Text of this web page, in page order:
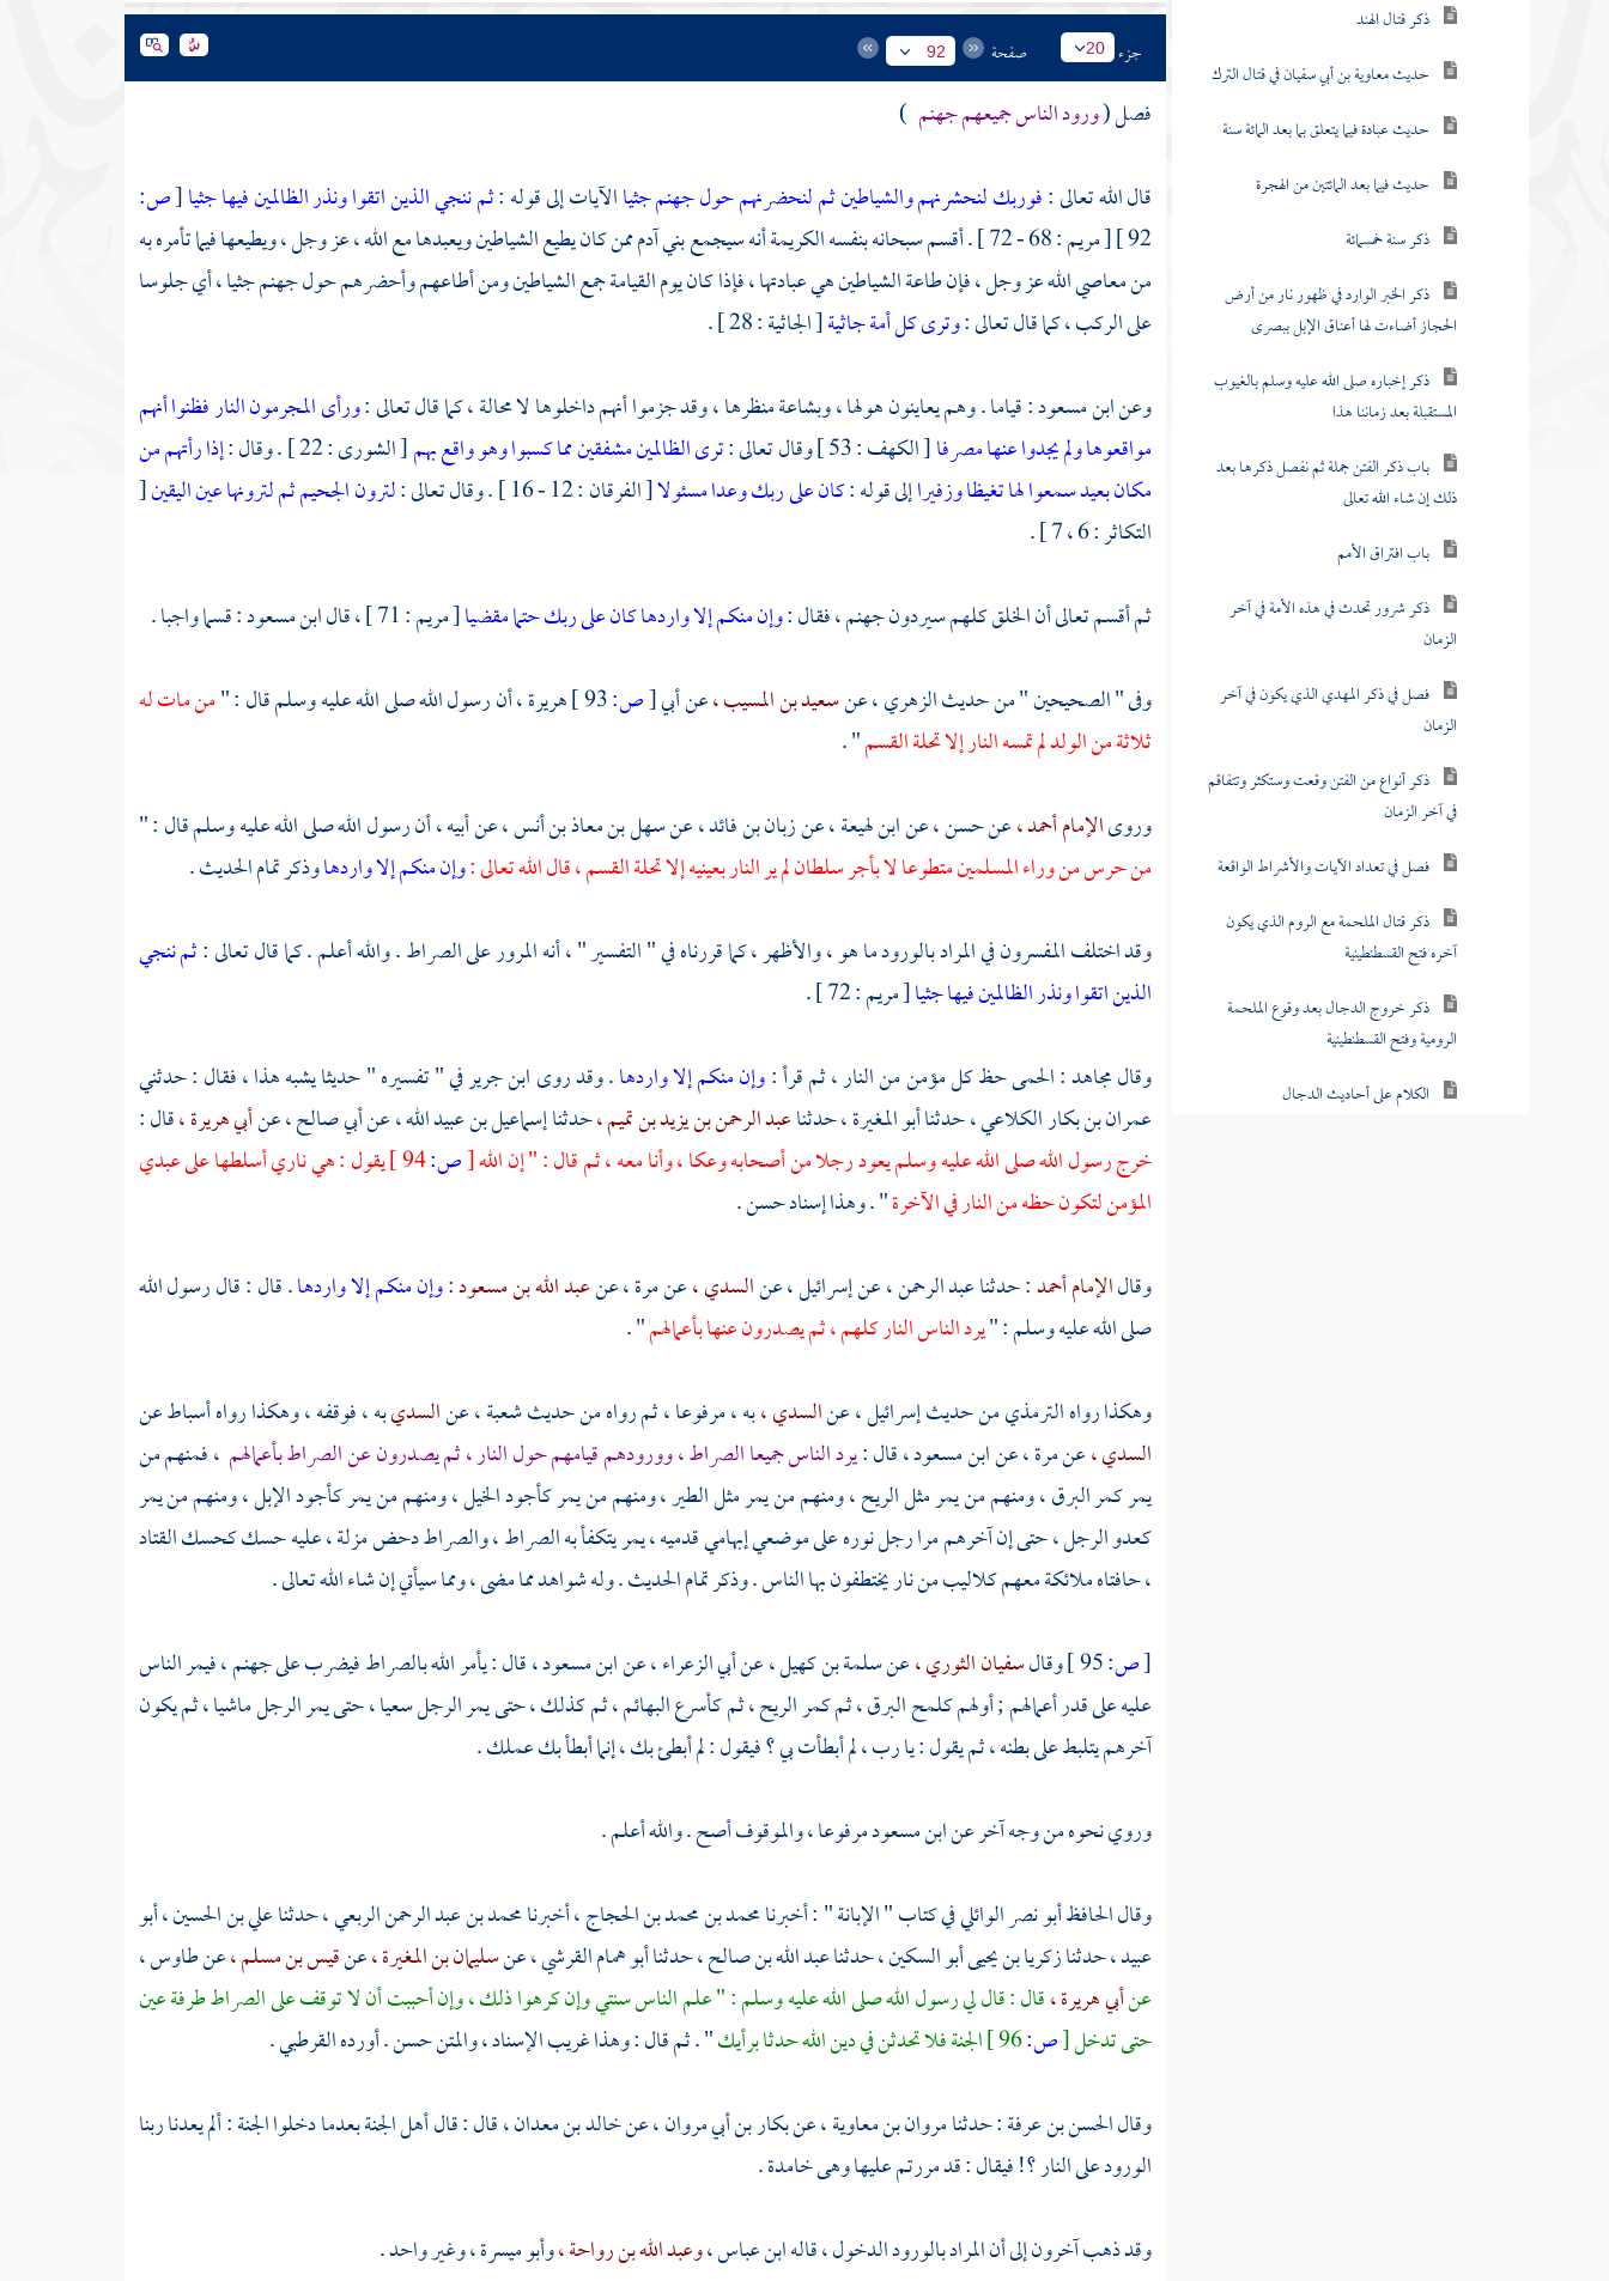
ذكر قتال الهند
حديث معاوية بن أبي سفيان في قتال الترك
حديث عبادة فيما يتعلق بما بعد المائة سنة
حديث فيما بعد المائتين من الهجرة
ذكر سنة خمسمائة
ذكر الخبر الوارد في ظهور نار من أرض
الحجاز أضاءت لها أعناق الإبل ببصرى
ذكر إخباره صلى الله عليه وسلم بالغيوب
المستقبلة بعد زماننا هذا
باب ذكر الفتن جملة ثم نفصل ذكرها بعد
ذلك إن شاء الله تعالى
باب افتراق الأمم
ذكر شرور تحدث في هذه الأمة في آخر
الزمان
فصل في ذكر المهدي الذي يكون في آخر
الزمان
ذكر أنواع من الفتن وقعت وستكثر وتتفاقم
في آخر الزمان
فصل في تعداد الآيات والأشراط الواقعة
ذكر قتال الملحمة مع الروم الذي يكون
آخره فتح القسطنطينية
ذكر خروج الدجال بعد وقوع الملحمة
الرومية وفتح القسطنطينية
الكلام على أحاديث الدجال
جزء 20 صفحة 92
فصل (ورود الناس جميعهم جهنم )
قال الله تعالى :فوربك لنحشرنهم والشياطين ثم لنحضرنهم حول جهنم جثياالآيات إلى قوله :ثم ننجي الذين اتقوا ونذر الظالمين فيها جثيا[ص:
92 ] [ مريم : 68 - 72 ] . أقسم سبحانه بنفسه الكريمة أنه سيجمع بني آدمممن كان يطيع الشياطين ويعبدها مع الله ، عز وجل ، ويطيعها فيما تأمره به
من معاصي الله عز وجل ، فإن طاعة الشياطين هي عبادتها ، فإذا كان يوم القيامة جمع الشياطين ومن أطاعهم وأحضرهم حول جهنم جثيا ، أي جلوسا
على الركب ، كما قال تعالى :وترى كل أمة جاثية[ الجاثية : 28 ] .
وعنابن مسعود: قياما . وهم يعاينون هولها ، وبشاعة منظرها ، وقد جزموا أنهم داخلوها لا محالة ، كما قال تعالى :ورأى المجرمون النار فظنوا أنهم
مواقعوها ولم يجدوا عنها مصرفا[ الكهف : 53 ] وقال تعالى : ترى الظالمين مشفقين مما كسبوا وهو واقع بهم[ الشورى : 22 ] . وقال :
إذا رأتهم من
مكان بعيد سمعوا لها تغيظا وزفيراإلى قوله :كان على ربك وعدا مسئولا[ الفرقان : 12 - 16 ] . وقال تعالى : لترون الجحيم ثم لترونها عين اليقين[
التكاثر : 6 ، 7 ] .
ثم أقسم تعالى أن الخلق كلهم سيردون جهنم ، فقال :وإن منكم إلا واردها كان على ربك حتما مقضيا[ مريم : 71 ] ، قال ابن مسعود: قسما واجبا .
وفى " الصحيحين " من حديثالزهري ،عنسعيد بن المسيب ،عنأبي[ص: هريرة ،أن رسول الله صلى الله عليه وسلم قال : "من مات له
ثلاثة من الولد لم تمسه النار إلا تحلة القسم" .
وروىالإمام أحمد ،عنحسن ،عنابن لهيعة ،عنزبان بن فائد ،عنسهل بن معاذ بن أنس ،عن أبيه ، أن رسول الله صلى الله عليه وسلم قال : "
من حرس من وراء المسلمين متطوعا لا بأجر سلطان لم ير النار بعينيه إلا تحلة القسم ، قال الله تعالى :وإن منكم إلا واردهاوذكر تمام الحديث .
وقد اختلف المفسرون في المراد بالورود ما هو ، والأظهر ، كما قررناه في " التفسير " ، أنه المرور على الصراط . والله أعلم . كما قال تعالى :ثم ننجي
الذين اتقوا ونذر الظالمين فيها جثيا[ مريم : 72 ] .
وقالمجاهد: الحمى حظ كل مؤمن من النار ، ثم قرأ :وإن منكم إلا واردها. وقد روىابن جريرفي " تفسيره " حديثا يشبه هذا ، فقال : حدثني
عمران بن بكار الكلاعي ،حدثناأبو المغيرة ،حدثناعبد الرحمن بن يزيد بن تميم ،حدثناإسماعيل بن عبيد الله ،عنأبي صالح ،عنأبي هريرة ،قال :
خرج رسول الله صلى الله عليه وسلم يعود رجلا من أصحابه وعكا ، وأنا معه ، ثم قال : " إن الله[ص:94 ]
يقول : هي ناري أسلطها على عبدي
المؤمن لتكون حظه من النار في الآخرة" . وهذا إسناد حسن .
وقالالإمام أحمد: حدثناعبد الرحمن ،عنإسرائيل ،عنالسدي ،عنمرة ،عنعبد الله بن مسعود:وإن منكم إلا واردها. قال : قال رسول الله
صلى الله عليه وسلم : "يرد الناس النار كلهم ، ثم يصدرون عنها بأعمالهم" .
وهكذا رواهالترمذيمن حديثإسرائيل ،عنالسدي ،به ، مرفوعا ، ثم رواه من حديثشعبة ،عنالسديبه ، فوقفه ، وهكذا رواهأسباطعن
السدي ،عنمرة ،عنابن مسعود ،قال :يرد الناس جميعا الصراط ، وورودهم قيامهم حول النار ، ثم يصدرون عن الصراط بأعمالهم ، فمنهم من
يمر كمر البرق ، ومنهم من يمر مثل الريح ، ومنهم من يمر مثل الطير ، ومنهم من يمر كأجود الخيل ، ومنهم من يمر كأجود الإبل ، ومنهم من يمر
كعدو الرجل ، حتى إن آخرهم مرا رجل نوره على موضعي إبهامي قدميه ، يمر يتكفأ به الصراط ، والصراط دحض مزلة ، عليه حسك كحسك القتاد
، حافتاه ملائكة معهم كلاليب من نار يختطفون بها الناس . وذكر تمام الحديث . وله شواهد مما مضى ، ومما سيأتي إن شاء الله تعالى .
[ص: وقالسفيان الثوري ،عنسلمة بن كهيل ،عنأبي الزعراء ،عنابن مسعود ،قال : يأمر الله بالصراط فيضرب على جهنم ، فيمر الناس
عليه على قدر أعمالهم ; أولهم كلمح البرق ، ثم كمر الريح ، ثم كأسرع البهائم ، ثم كذلك ، حتى يمر الرجل سعيا ، حتى يمر الرجل ماشيا ، ثم يكون
آخرهم يتلبط على بطنه ، ثم يقول : يا رب ، لم أبطأت بي ؟ فيقول : لم أبطئ بك ، إنما أبطأ بك عملك .
وروي نحوه من وجه آخر عنابن مسعودمرفوعا ، والموقوف أصح . والله أعلم .
وقال الحافظأبو نصر الوائليفي كتاب " الإبانة " : أخبرنامحمد بن محمد بن الحجاج ،أخبرنامحمد بن عبد الرحمن الربعي ،حدثناعلي بن الحسين ،أبو
عبيد ،حدثنازكريا بن يحيى أبو السكين ،حدثناعبد الله بن صالح ،حدثناأبو همام القرشي ،عنسليمان بن المغيرة ،عنقيس بن مسلم ،عنطاوس ،
عنأبي هريرة ،قال : قال لي رسول الله صلى الله عليه وسلم : " علم الناس سنتي وإن كرهوا ذلك ، وإن أحببت أن لا توقف على الصراط طرفة عين
حتى تدخل[ص: الجنة فلا تحدثن في دين الله حدثا برأيك" . ثم قال : وهذا غريب الإسناد ، والمتن حسن . أوردهالقرطبي.
وقالالحسن بن عرفة: حدثنامروان بن معاوية ،عنبكار بن أبي مروان ،عنخالد بن معدان ،قال : قال أهل الجنة بعدما دخلوا الجنة : ألم يعدنا ربنا
الورود على النار ؟! فيقال : قد مررتم عليها وهى خامدة .
وقد ذهب آخرون إلى أن المراد بالورود الدخول ، قالهابن عباس ،وعبد الله بن رواحة ،وأبو ميسرة ،وغير واحد .